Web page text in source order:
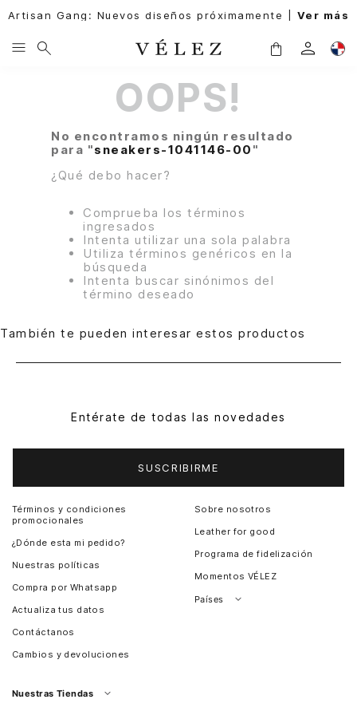
Artisan Gang: Nuevos diseños próximamente | Ver más
OOPS!
No encontramos ningún resultado
para "sneakers-1041146-00 "
¿Qué debo hacer?
Comprueba los términos
ingresados
Intenta utilizar una sola palabra
Utiliza términos genéricos en la
búsqueda
Intenta buscar sinónimos del
término deseado
También te pueden interesar estos productos
Entérate de todas las novedades
SUSCRIBIRME
Términos y condiciones
promocionales
¿Dónde esta mi pedido?
Nuestras políticas
Compra por Whatsapp
Actualiza tus datos
Contáctanos
Cambios y devoluciones
Sobre nosotros
Leather for good
Programa de fidelización
Momentos VÉLEZ
Países
Nuestras Tiendas